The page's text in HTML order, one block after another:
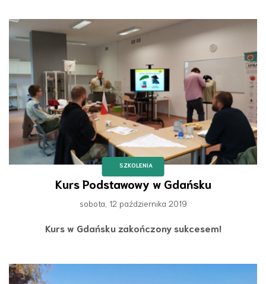
SZKOLENIA
Kurs Podstawowy w Gdańsku
sobota, 12 października 2019
Kurs w Gdańsku zakończony sukcesem!